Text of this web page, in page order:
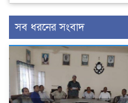
সব ধরনের সংবাদ